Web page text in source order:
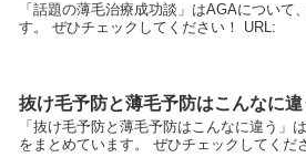
「話題の薄毛治療成功談」はAGAについて
す。 ぜひチェックしてください！ URL:
抜け毛予防と薄毛予防はこんなに違
「抜け毛予防と薄毛予防はこんなに違う」
をまとめています。 ぜひチェックしてく